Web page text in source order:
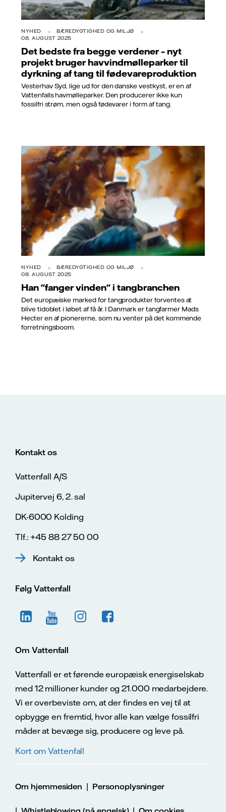
NYHED
BÆREDYGTIGHED OG MILJØ
08. AUGUST 2025
Det bedste fra begge verdener – nyt
projekt bruger havvindmølleparker til
dyrkning af tang til fødevareproduktion
Vesterhav Syd, lige ud for den danske vestkyst, er en af
Vattenfalls havmølleparker. Den producerer ikke kun
fossilfri strøm, men også fødevarer i form af tang.
NYHED
BÆREDYGTIGHED OG MILJØ
08. AUGUST 2025
Han "fanger vinden" i tangbranchen
Det europæiske marked for tangprodukter forventes at
blive tidoblet i løbet af få år. I Danmark er tangfarmer Mads
Hecter en af pionererne, som nu venter på det kommende
forretningsboom.
Kontakt os
Vattenfall A/S
Jupitervej 6, 2. sal
DK-6000 Kolding
Tlf.: +45 88 27 50 00
Kontakt os
Følg Vattenfall
Om Vattenfall
Vattenfall er et førende europæisk energiselskab
med 12 millioner kunder og 21.000 medarbejdere.
Vi er overbeviste om, at der findes en vej til at
opbygge en fremtid, hvor alle kan vælge fossilfri
måder at bevæge sig, producere og leve på.
Kort om Vattenfall
Om hjemmesiden | Personoplysninger